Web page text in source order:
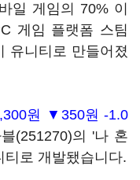
일 게임의 70% 이
게임 플랫폼 스팀
유니티로 만들어졌
원 ▼350원 -1.0
(251270)의 '나 혼
티로 개발됐습니다.